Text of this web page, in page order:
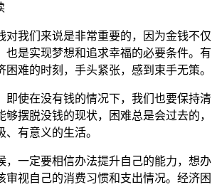
对我们来说是非常重要的，因为金钱不仅
也是实现梦想和追求幸福的必要条件。 有
困难的时刻，手头紧张，感到束手无策。
即使在没有钱的情况下，我们也要保持清
够摆脱没钱的现状，困难总是会过去的，
有意义的生活。
，一定要相信办法提升自己的能力，想办
审视自己的消费习惯和支出情况。经济困